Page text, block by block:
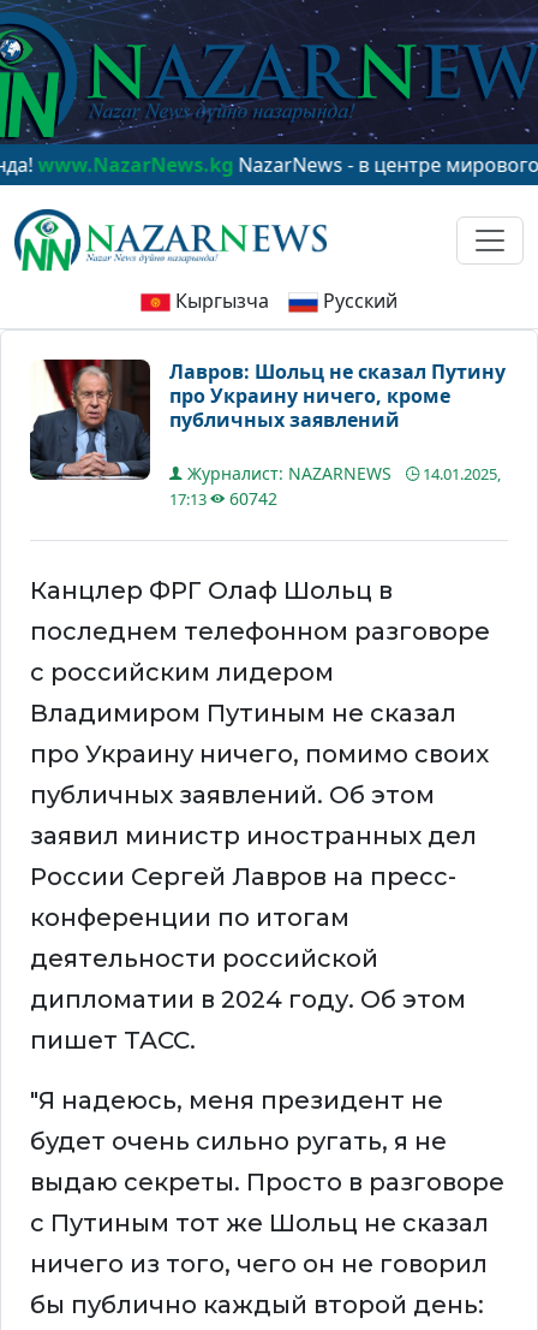
NazarNews - в центре мирового
Кыргызча Русский
Лавров: Шольц не сказал Путину
про Украину ничего, кроме
публичных заявлений
Журналист: NAZARNEWS
14.01.2025,
17:13
60742
Канцлер ФРГ Олаф Шольц в
последнем телефонном разговоре
с российским лидером
Владимиром Путиным не сказал
про Украину ничего, помимо своих
публичных заявлений. Об этом
заявил министр иностранных дел
России Сергей Лавров на пресс-
конференции по итогам
деятельности российской
дипломатии в 2024 году. Об этом
пишет ТАСС.
"Я надеюсь, меня президент не
будет очень сильно ругать, я не
выдаю секреты. Просто в разговоре
с Путиным тот же Шольц не сказал
ничего из того, чего он не говорил
бы публично каждый второй день: